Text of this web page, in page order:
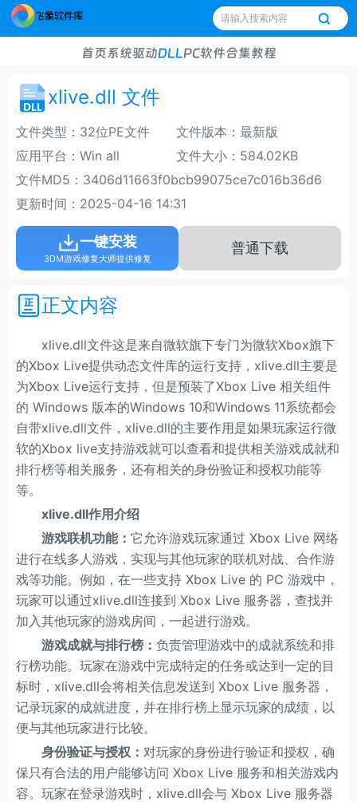
首页系统驱动DLLPC软件合集教程
xlive.dll 文件
文件类型：32位PE文件
文件版本：最新版
应用平台：Win all
文件大小：584.02KB
文件MD5：3406d11663f0bcb99075ce7c016b36d6
更新时间：2025-04-16 14:31
一键安装
3DM游戏修复大师提供修复
普通下载
正文内容
xlive.dll文件这是来自微软旗下专门为微软Xbox旗下
的Xbox Live提供动态文件库的运行支持，xlive.dll主要是
为Xbox Live运行支持，但是预装了Xbox Live 相关组件
的 Windows 版本的Windows 10和Windows 11系统都会
自带xlive.dll文件，xlive.dll的主要作用是如果玩家运行微
软的Xbox live支持游戏就可以查看和提供相关游戏成就和
排行榜等相关服务，还有相关的身份验证和授权功能等
等。
xlive.dll作用介绍
游戏联机功能： 它允许游戏玩家通过 Xbox Live 网络
进行在线多人游戏，实现与其他玩家的联机对战、合作游
戏等功能。例如，在一些支持 Xbox Live 的 PC 游戏中，
玩家可以通过xlive.dll连接到 Xbox Live 服务器，查找并
加入其他玩家的游戏房间，一起进行游戏。
游戏成就与排行榜： 负责管理游戏中的成就系统和排
行榜功能。玩家在游戏中完成特定的任务或达到一定的目
标时，xlive.dll会将相关信息发送到 Xbox Live 服务器，
记录玩家的成就进度，并在排行榜上显示玩家的成绩，以
便与其他玩家进行比较。
身份验证与授权： 对玩家的身份进行验证和授权，确
保只有合法的用户能够访问 Xbox Live 服务和相关游戏内
容。玩家在登录游戏时，xlive.dll会与 Xbox Live 服务器